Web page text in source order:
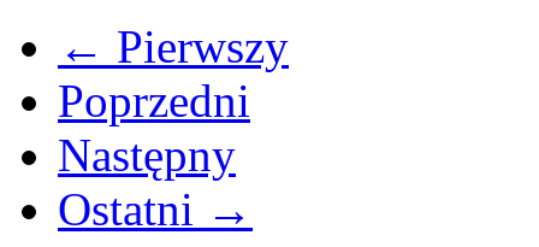
← Pierwszy
Poprzedni
Następny
Ostatni →